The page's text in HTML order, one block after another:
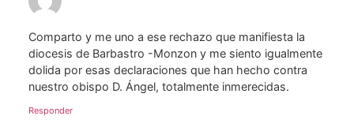
Comparto y me uno a ese rechazo que manifiesta la
diocesis de Barbastro -Monzon y me siento igualmente
dolida por esas declaraciones que han hecho contra
nuestro obispo D. Ángel, totalmente inmerecidas.
Responder